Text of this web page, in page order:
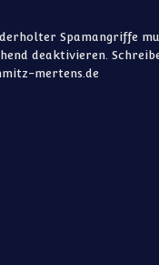
Spamangriffe
deaktivieren.
mertens.de